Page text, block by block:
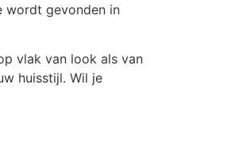
wordt gevonden in
vlak van look als van
huisstijl. Wil je